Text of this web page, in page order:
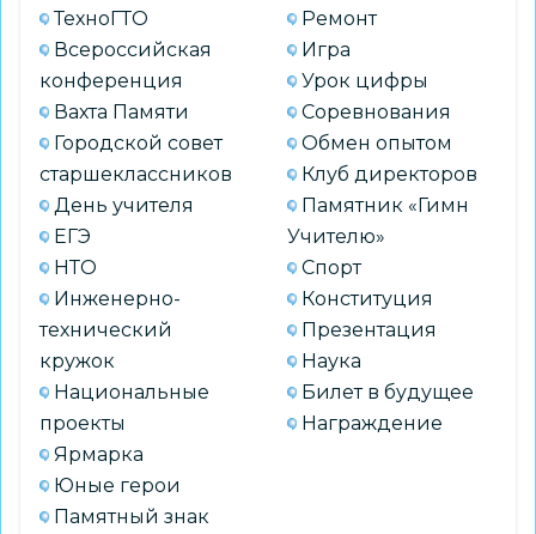
ТехноГТО
Всероссийская
конференция
Вахта Памяти
Городской совет
старшеклассников
День учителя
ЕГЭ
НТО
Инженерно-
технический
кружок
Национальные
проекты
Ярмарка
Юные герои
Памятный знак
Ремонт
Игра
Урок цифры
Соревнования
Обмен опытом
Клуб директоров
Памятник «Гимн
Учителю»
Спорт
Конституция
Презентация
Наука
Билет в будущее
Награждение